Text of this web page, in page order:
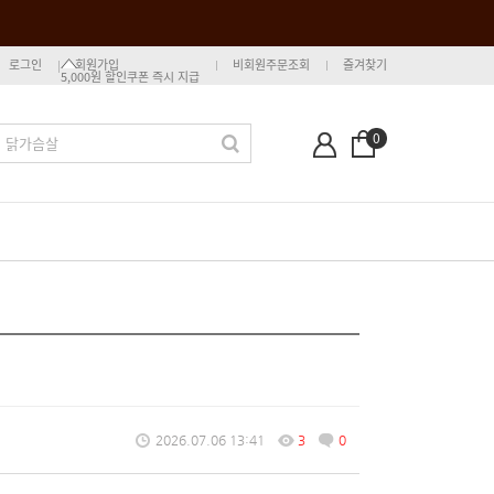
로그인 회원가입
5,000원 할인쿠폰 즉시 지급
비회원주문조회 즐겨찾기
0
2026.07.06 13:41 3 0